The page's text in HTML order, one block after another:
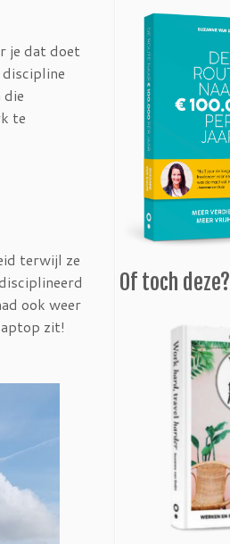
je dat doet
die
te
terwijl ze
ook weer
zit!
Of toch deze?